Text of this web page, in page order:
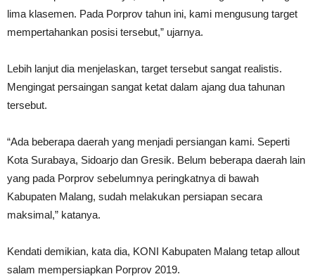
lima klasemen. Pada Porprov tahun ini, kami mengusung target
mempertahankan posisi tersebut,” ujarnya.
Lebih lanjut dia menjelaskan, target tersebut sangat realistis.
Mengingat persaingan sangat ketat dalam ajang dua tahunan
tersebut.
“Ada beberapa daerah yang menjadi persiangan kami. Seperti
Kota Surabaya, Sidoarjo dan Gresik. Belum beberapa daerah lain
yang pada Porprov sebelumnya peringkatnya di bawah
Kabupaten Malang, sudah melakukan persiapan secara
maksimal,” katanya.
Kendati demikian, kata dia, KONI Kabupaten Malang tetap allout
salam mempersiapkan Porprov 2019.